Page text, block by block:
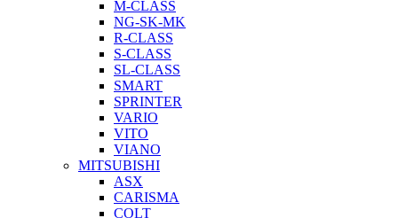
M-CLASS
NG-SK-MK
R-CLASS
S-CLASS
SL-CLASS
SMART
SPRINTER
VARIO
VITO
VIANO
MITSUBISHI
ASX
CARISMA
COLT